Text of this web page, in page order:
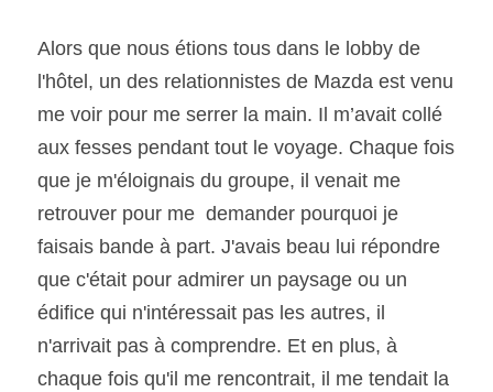
Alors que nous étions tous dans le lobby de
l'hôtel, un des relationnistes de Mazda est venu
me voir pour me serrer la main. Il m’avait collé
aux fesses pendant tout le voyage. Chaque fois
que je m'éloignais du groupe, il venait me
retrouver pour me  demander pourquoi je
faisais bande à part. J'avais beau lui répondre
que c'était pour admirer un paysage ou un
édifice qui n'intéressait pas les autres, il
n'arrivait pas à comprendre. Et en plus, à
chaque fois qu'il me rencontrait, il me tendait la